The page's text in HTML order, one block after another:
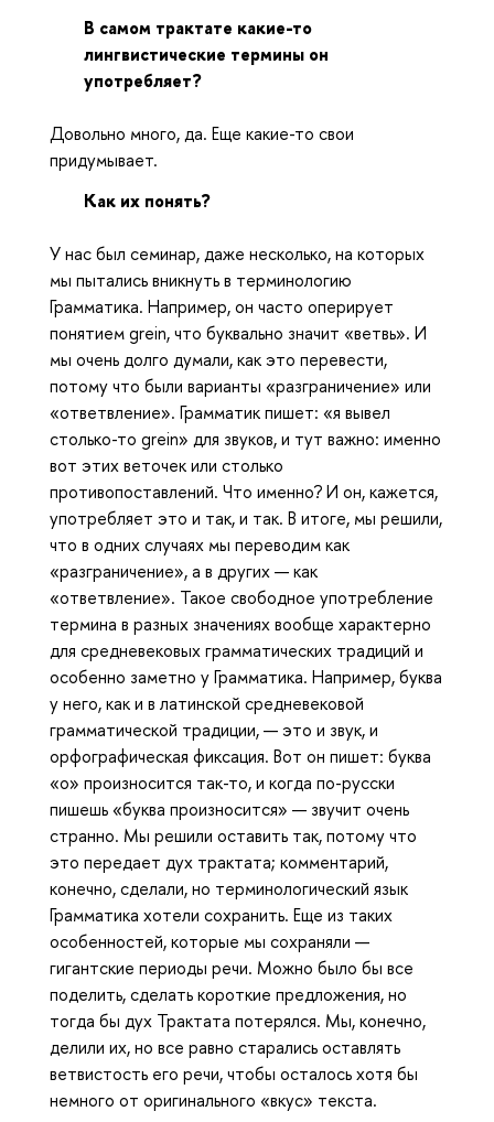
В самом трактате какие-то
лингвистические термины он
употребляет?
Довольно много, да. Еще какие-то свои
придумывает.
Как их понять?
У нас был семинар, даже несколько, на которых
мы пытались вникнуть в терминологию
Грамматика. Например, он часто оперирует
понятием grein, что буквально значит «ветвь». И
мы очень долго думали, как это перевести,
потому что были варианты «разграничение» или
«ответвление». Грамматик пишет: «я вывел
столько-то grein» для звуков, и тут важно: именно
вот этих веточек или столько
противопоставлений. Что именно? И он, кажется,
употребляет это и так, и так. В итоге, мы решили,
что в одних случаях мы переводим как
«разграничение», а в других — как
«ответвление». Такое свободное употребление
термина в разных значениях вообще характерно
для средневековых грамматических традиций и
особенно заметно у Грамматика. Например, буква
у него, как и в латинской средневековой
грамматической традиции, — это и звук, и
орфографическая фиксация. Вот он пишет: буква
«о» произносится так-то, и когда по-русски
пишешь «буква произносится» — звучит очень
странно. Мы решили оставить так, потому что
это передает дух трактата; комментарий,
конечно, сделали, но терминологический язык
Грамматика хотели сохранить. Еще из таких
особенностей, которые мы сохраняли —
гигантские периоды речи. Можно было бы все
поделить, сделать короткие предложения, но
тогда бы дух Трактата потерялся. Мы, конечно,
делили их, но все равно старались оставлять
ветвистость его речи, чтобы осталось хотя бы
немного от оригинального «вкус» текста.